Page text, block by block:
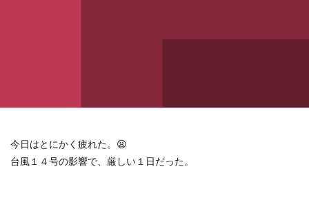
今日はとにかく疲れた。 😫
台風１４号の影響で、厳しい１日だった。